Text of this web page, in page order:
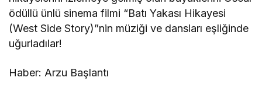
ödüllü ünlü sinema filmi “Batı Yakası Hikayesi
(West Side Story)”nin müziği ve dansları eşliğinde
uğurladılar!
Haber: Arzu Başlantı